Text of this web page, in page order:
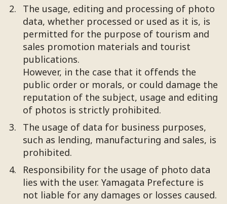
The usage, editing and processing of photo
data, whether processed or used as it is, is
permitted for the purpose of tourism and
sales promotion materials and tourist
publications.
However, in the case that it offends the
public order or morals, or could damage the
reputation of the subject, usage and editing
of photos is strictly prohibited.
The usage of data for business purposes,
such as lending, manufacturing and sales, is
prohibited.
Responsibility for the usage of photo data
lies with the user. Yamagata Prefecture is
not liable for any damages or losses caused.